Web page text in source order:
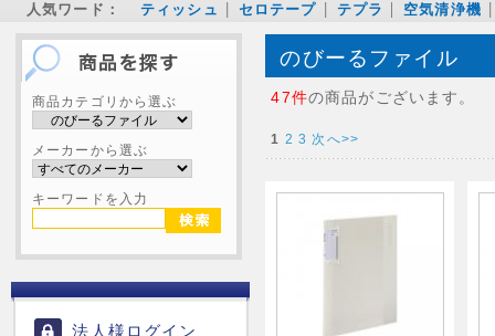
人気ワード： ティッシュ セロテープ テプラ 空気清浄機
商品カテゴリから選ぶ
メーカーから選ぶ
キーワードを入力
法人様ログイン
のびーるファイル
47件の商品がございます。
1 2 3 次へ>>